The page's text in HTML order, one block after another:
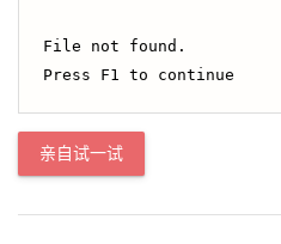
File not found.
Press F1 to continue
亲自试一试